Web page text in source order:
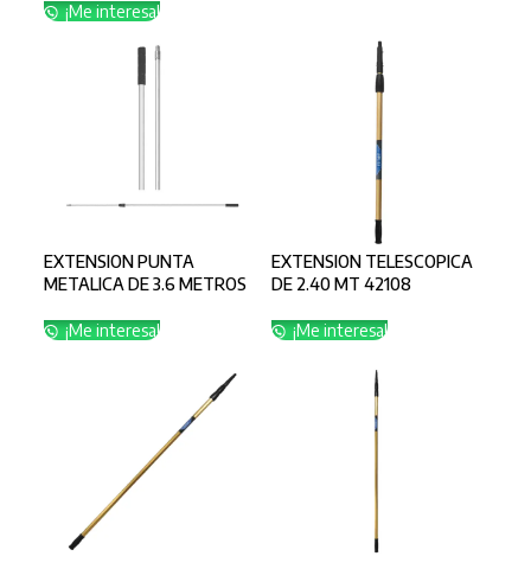
¡Me interesa!
EXTENSION PUNTA
METALICA DE 3.6 METROS
¡Me interesa!
EXTENSION TELESCOPICA
DE 2.40 MT 42108
¡Me interesa!